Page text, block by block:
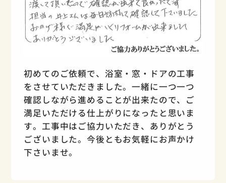
初めてのご依頼で、浴室・窓・ドアの工事
をさせていただきました。一緒に一つ一つ
確認しながら進めることが出来たので、ご
満足いただける仕上がりになったと思いま
す。工事中はご協力いただき、ありがとう
ございました。今後ともお気軽にお声かけ
下さいませ。